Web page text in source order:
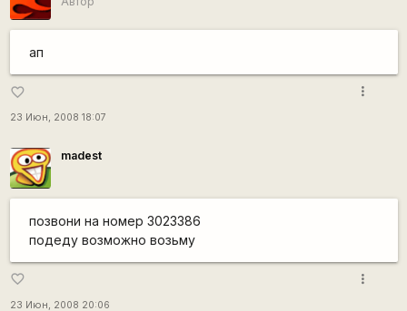
ап
favorite_border
23 Июн, 2008 18:07
more_vert
madest
позвони на номер 3023386
подеду возможно возьму
favorite_border
23 Июн, 2008 20:06
more_vert